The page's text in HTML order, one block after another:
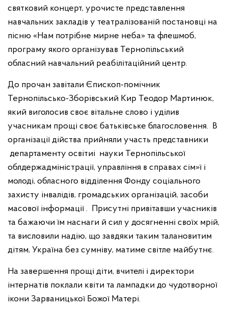
святковий концерт, урочисте представлення
навчальних закладів у театралізованій постановці на
пісню «Нам потрібне мирне неба» та флешмоб,
програму якого організував Тернопільський
обласний навчальний реабілітаційний центр.
До прочан завітали Єпископ-помічник
Тернопільсько-Зборівський Кир Теодор Мартинюк,
який виголосив своє вітальне слово і уділив
учасникам прощі своє батьківське благословення. В
організації дійства прийняли участь представники
департаменту освітиі науки Тернопільської
облдержадміністрації, управління в справах сім»ї і
молоді, обласного відділення Фонду соціального
захисту інвалідів, громадських організацій, засоби
масової інформації . Присутні привітавши учасників
та бажаючи їм наснаги й сил у досягненні своїх мрій,
та висловили надію, що завдяки таким талановитим
дітям, Україна без сумніву, матиме світле майбутнє.
На завершення прощі діти, вчителі і директори
інтернатів поклали квіти та лампадки до чудотворної
ікони Зарваницької Божої Матері.